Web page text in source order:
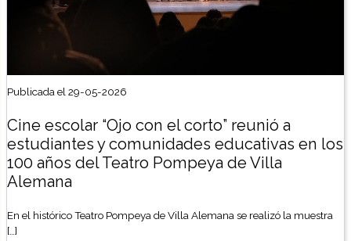
Publicada el 29-05-2026
Cine escolar “Ojo con el corto” reunió a
estudiantes y comunidades educativas en los
100 años del Teatro Pompeya de Villa
Alemana
En el histórico Teatro Pompeya de Villa Alemana se realizó la muestra
[…]